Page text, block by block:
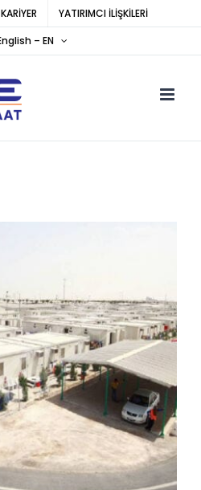
KARİYER
YATIRIMCI İLİŞKİLERİ
– EN